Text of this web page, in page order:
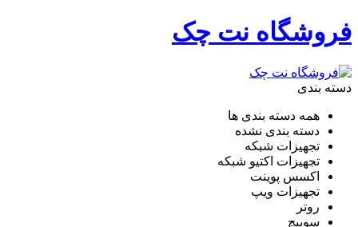
فروشگاه نت چک
دسته بندی
همه دسته بندی ها
دسته بندی نشده
تجهیزات شبکه
تجهیزات اکتیو شبکه
اکسس پوینت
تجهیزات ویپ
روتر
سوییچ